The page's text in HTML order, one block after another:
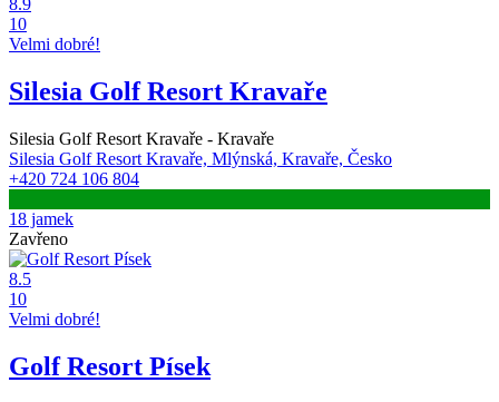
8.9
10
Velmi dobré!
Silesia Golf Resort Kravaře
Silesia Golf Resort Kravaře - Kravaře
Silesia Golf Resort Kravaře, Mlýnská, Kravaře, Česko
+420 724 106 804
18 jamek
Zavřeno
8.5
10
Velmi dobré!
Golf Resort Písek